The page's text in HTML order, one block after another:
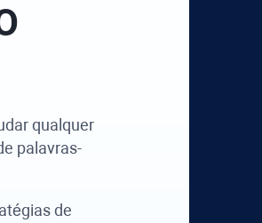
qualquer
palavras-
de